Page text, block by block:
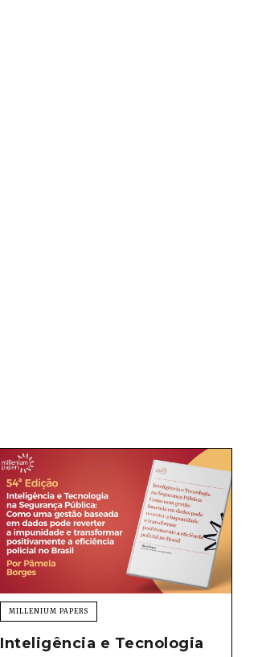
MILLENIUM PAPERS
Inteligência e Tecnologia